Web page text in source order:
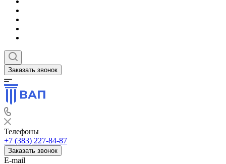
Заказать звонок
Телефоны
+7 (383) 227-84-87
Заказать звонок
E-mail